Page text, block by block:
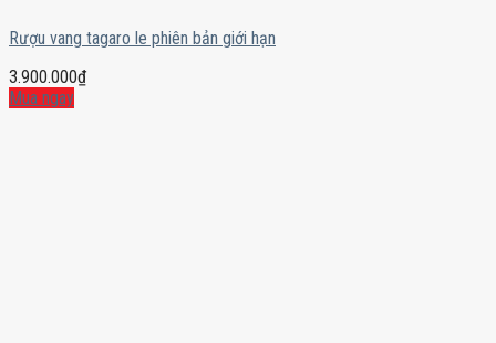
Rượu vang tagaro le phiên bản giới hạn
3.900.000₫
Mua ngay